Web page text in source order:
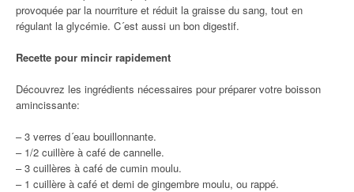
provoquée par la nourriture et réduit la graisse du sang, tout en
régulant la glycémie. C´est aussi un bon digestif.
Recette pour mincir rapidement
Découvrez les ingrédients nécessaires pour préparer votre boisson
amincissante:
– 3 verres d´eau bouillonnante.
– 1/2 cuillère à café de cannelle.
– 3 cuillères à café de cumin moulu.
– 1 cuillère à café et demi de gingembre moulu, ou rappé.